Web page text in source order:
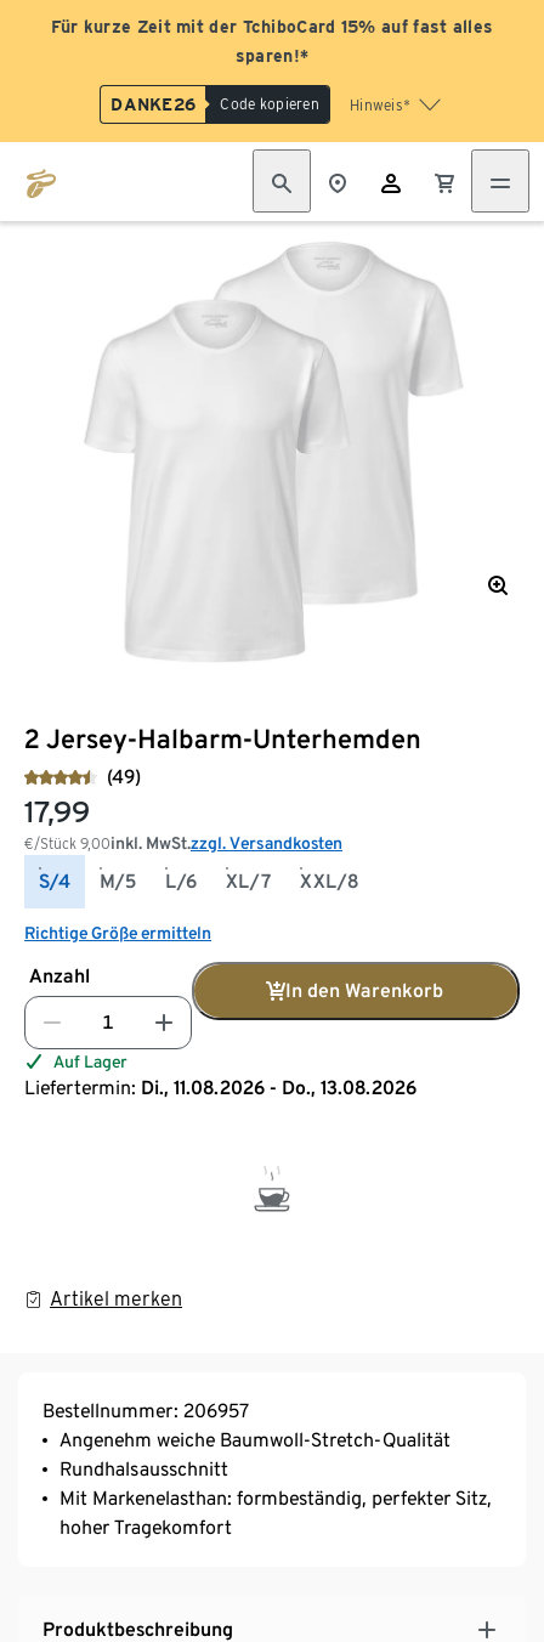
Für kurze Zeit mit der TchiboCard 15% auf fast alles
sparen!*
DANKE26 Code kopieren Hinweis*
2 Jersey-Halbarm-Unterhemden
(49)
17,99
€/Stück 9,00inkl. MwSt.zzgl. Versandkosten
S/4 M/5 L/6 XL/7 XXL/8
Richtige Größe ermitteln
Anzahl
In den Warenkorb
Auf Lager
Liefertermin: Di., 11.08.2026 - Do., 13.08.2026
Artikel merken
Bestellnummer: 206957
Angenehm weiche Baumwoll-Stretch-Qualität
Rundhalsausschnitt
Mit Markenelasthan: formbeständig, perfekter Sitz,
hoher Tragekomfort
Produktbeschreibung